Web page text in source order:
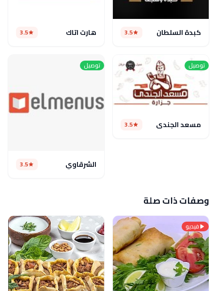
كبدة السلطان 3.5 هارت اتاك 3.5
توصيل
مسعد الجندى 3.5
توصيل
الشرقاوي 3.5
وصفات ذات صلة
فيديو